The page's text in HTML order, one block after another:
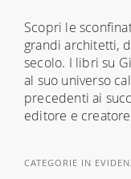
Scopri le
grandi architetti,
secolo. I libri su
al suo universo
precedenti ai
editore e
CATEGORIE IN